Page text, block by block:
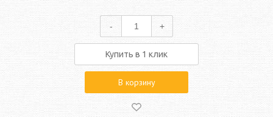
- +
Купить в 1 клик
В корзину